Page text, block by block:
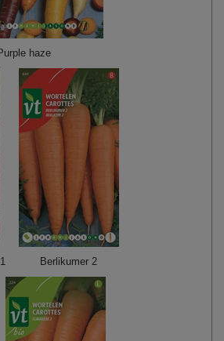
haze
Berlikumer 2